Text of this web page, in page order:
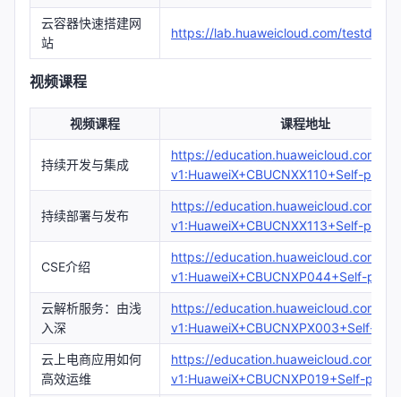
云容器快速搭建网
站
https://lab.huaweicloud.com/
视频课程
视频课程 课程地址
持续开发与集成
https://education.huaweicloud.com/
v1:HuaweiX+CBUCNXX110+Self-
持续部署与发布
https://education.huaweicloud.com/
v1:HuaweiX+CBUCNXX113+Self-
CSE介绍
https://education.huaweicloud.com/
v1:HuaweiX+CBUCNXP044+Self-
云解析服务：由浅
入深
https://education.huaweicloud.com/
v1:HuaweiX+CBUCNXPX003+Self-
云上电商应用如何
高效运维
https://education.huaweicloud.com/
v1:HuaweiX+CBUCNXP019+Self-